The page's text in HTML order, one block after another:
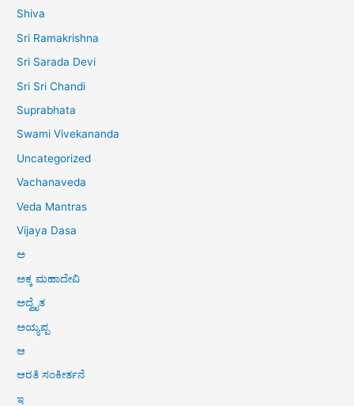
Shiva
Sri Ramakrishna
Sri Sarada Devi
Sri Sri Chandi
Suprabhata
Swami Vivekananda
Uncategorized
Vachanaveda
Veda Mantras
Vijaya Dasa
ಅ
ಅಕ್ಕ ಮಹಾದೇವಿ
ಅದ್ವೈತ
ಅಯ್ಯಪ್ಪ
ಆ
ಆರತಿ ಸಂಕೀರ್ತನೆ
ಇ